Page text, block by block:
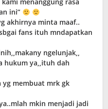
menanggung rasa
ini”
akhirnya minta maaf..
fans ituh mndapatkan
ngelunjak,,
hukum ya,,ituh dah
yg membuat mrk gk
mkin menjadi jadi